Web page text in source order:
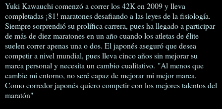
Yuki Kawauchi comenzó a correr los 42K en 2009 y lleva
completadas ¡81! maratones desafiando a las leyes de la fisiología.
Siempre sorprendió su prolífica carrera, pues ha llegado a participar
de más de diez maratones en un año cuando los atletas de élite
suelen correr apenas una o dos. El japonés aseguró que desea
competir a nivel mundial, pues lleva cinco años sin mejorar su
marca personal y necesita un cambio cualitativo. "Al menos que
cambie mi entorno, no seré capaz de mejorar mi mejor marca.
Como corredor japonés quiero competir con los mejores talentos del
maratón"